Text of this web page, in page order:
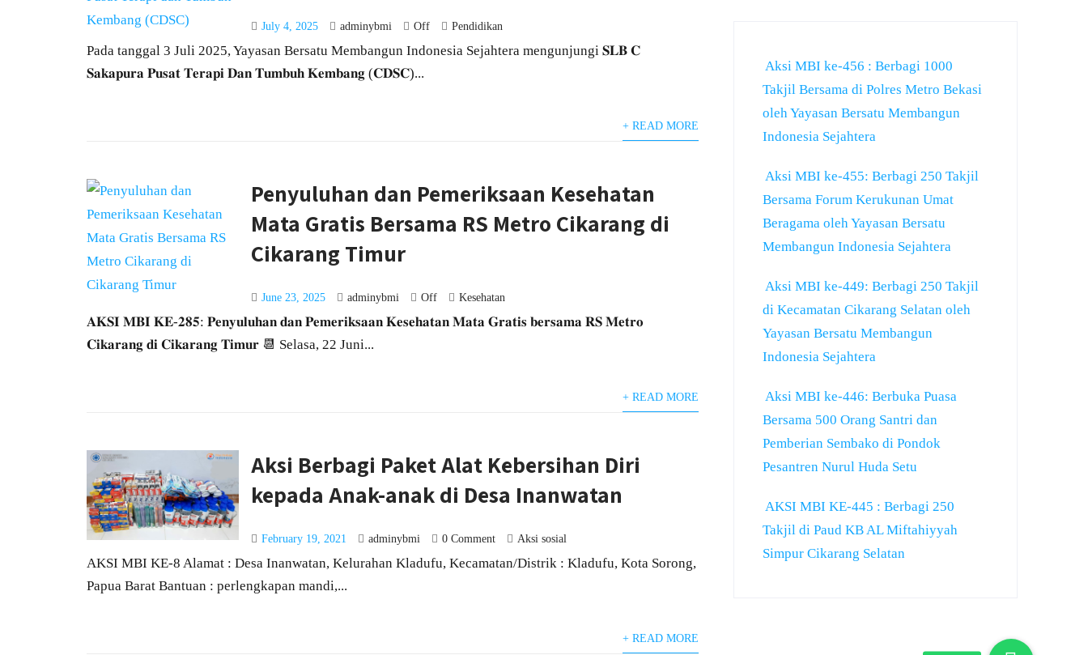
July 4, 2025 adminybmi Off Pendidikan
Pada tanggal 3 Juli 2025, Yayasan Bersatu Membangun Indonesia Sejahtera mengunjungi 𝐒𝐋𝐁 𝐂
𝐒𝐚𝐤𝐚𝐩𝐮𝐫𝐚 𝐏𝐮𝐬𝐚𝐭 𝐓𝐞𝐫𝐚𝐩𝐢 𝐃𝐚𝐧 𝐓𝐮𝐦𝐛𝐮𝐡 𝐊𝐞𝐦𝐛𝐚𝐧𝐠 (𝐂𝐃𝐒𝐂)...
+ READ MORE
Penyuluhan dan Pemeriksaan Kesehatan
Mata Gratis Bersama RS Metro Cikarang di
Cikarang Timur
June 23, 2025 adminybmi Off Kesehatan
𝐀𝐊𝐒𝐈 𝐌𝐁𝐈 𝐊𝐄-𝟐𝟖𝟓: 𝐏𝐞𝐧𝐲𝐮𝐥𝐮𝐡𝐚𝐧 𝐝𝐚𝐧 𝐏𝐞𝐦𝐞𝐫𝐢𝐤𝐬𝐚𝐚𝐧 𝐊𝐞𝐬𝐞𝐡𝐚𝐭𝐚𝐧 𝐌𝐚𝐭𝐚 𝐆𝐫𝐚𝐭𝐢𝐬 𝐛𝐞𝐫𝐬𝐚𝐦𝐚 𝐑𝐒 𝐌𝐞𝐭𝐫𝐨
𝐂𝐢𝐤𝐚𝐫𝐚𝐧𝐠 𝐝𝐢 𝐂𝐢𝐤𝐚𝐫𝐚𝐧𝐠 𝐓𝐢𝐦𝐮𝐫 📆 Selasa, 22 Juni...
+ READ MORE
Aksi Berbagi Paket Alat Kebersihan Diri
kepada Anak-anak di Desa Inanwatan
February 19, 2021 adminybmi 0 Comment Aksi sosial
AKSI MBI KE-8 Alamat : Desa Inanwatan, Kelurahan Kladufu, Kecamatan/Distrik : Kladufu, Kota Sorong,
Papua Barat Bantuan : perlengkapan mandi,...
+ READ MORE
Aksi MBI ke-456 : Berbagi 1000
Takjil Bersama di Polres Metro Bekasi
oleh Yayasan Bersatu Membangun
Indonesia Sejahtera
Aksi MBI ke-455: Berbagi 250 Takjil
Bersama Forum Kerukunan Umat
Beragama oleh Yayasan Bersatu
Membangun Indonesia Sejahtera
Aksi MBI ke-449: Berbagi 250 Takjil
di Kecamatan Cikarang Selatan oleh
Yayasan Bersatu Membangun
Indonesia Sejahtera
Aksi MBI ke-446: Berbuka Puasa
Bersama 500 Orang Santri dan
Pemberian Sembako di Pondok
Pesantren Nurul Huda Setu
AKSI MBI KE-445 : Berbagi 250
Takjil di Paud KB AL Miftahiyyah
Simpur Cikarang Selatan